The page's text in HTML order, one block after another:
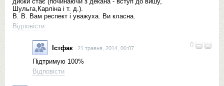
Шульга,Карліна і т. д.).
В. В. Вам респект і уважуха. Ви класна.
Відповісти
0
Істфак 21 травня, 2014, 00:07
Підтримую 100%
Відповісти